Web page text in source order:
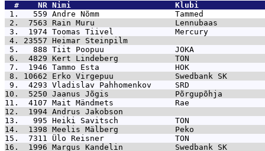
  #    NR
Nimi                      Klubi
1.   559 Andre Nõmm                Tammed
2.  7563 Rain Muru                 Lennubaas
3.  1974 Toomas Tiivel             Mercury
4. 23557 Heimar Steinpilm
5.   888 Tiit Poopuu               JOKA
6.  4829 Kert Lindeberg            TON
7.  1946 Tammo Esta                HOK
8. 10662 Erko Virgepuu             Swedbank SK
9.  4293 Vladislav Pahhomenkov     SRD
10.  5250 Jaanus Jõgis              Põrgupõhja
11.  4107 Mait Mändmets             Rae
12.  1994 Andrus Jakobson
13.   995 Heiki Savitsch            TON
14.  1398 Meelis Mälberg            Peko
15.  7311 Ülo Reisner               TON
16.  1996 Margus Kandelin           Swedbank SK